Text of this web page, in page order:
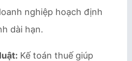
nghiệp hoạch định
dài hạn.
Kế toán thuế giúp